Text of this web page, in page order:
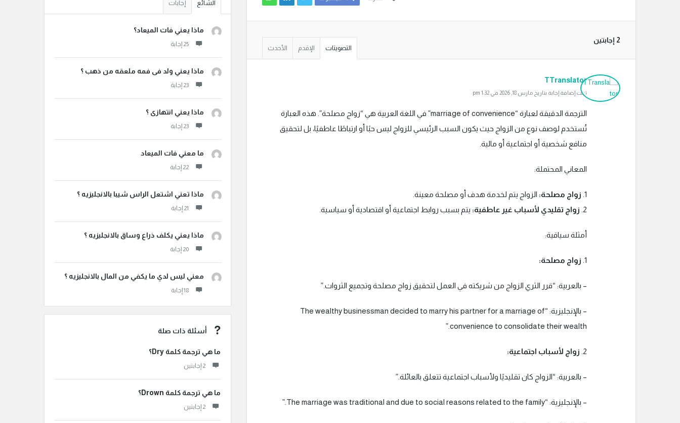
‫2 إجابتين
التصويتات الإقدم الأحدث
TTranslator
تمت إضافة إجابة بتاريخ مارس 18, 2026 في 1:32 pm
الترجمة الدقيقة لعبارة “marriage of convenience” في اللغة العربية هي “زواج مصلحة”. هذه العبارة
تُستخدم لوصف نوع من الزواج حيث يكون السبب الرئيسي للزواج ليس حبًا أو ارتباطًا عاطفيًا، بل لتحقيق
منافع شخصية أو اجتماعية أو مالية.
المعاني المحتملة:
1. زواج مصلحة: الزواج يتم لخدمة هدف أو مصلحة معينة.
2. زواج تقليدي لأسباب غير عاطفية: يتم بسبب روابط اجتماعية أو اقتصادية أو سياسية.
أمثلة سياقية:
1. زواج مصلحة:
– بالعربية: “قرر الثري الزواج من شريكته في العمل لتحقيق زواج مصلحة وتجميع الثروات.”
– بالإنجليزية: “The wealthy businessman decided to marry his partner for a marriage of
convenience to consolidate their wealth.”
2. زواج لأسباب اجتماعية:
– بالعربية: “الزواج كان تقليديًا ولأسباب اجتماعية تتعلق بالعائلة.”
– بالإنجليزية: “The marriage was traditional and due to social reasons related to the family.”
الشائع إجابات
ماذا يعني فات الميعاد؟
‏‫25 إجابة
ماذا يعني ولد فى فمه ملعقه من ذهب ؟
‏‫23 إجابة
ماذا يعني انتهازى ؟
‏‫23 إجابة
ما معني فات الميعاد
‏‫22 إجابة
ماذا تعني اشتعل الراس شيبا بالانجليزيه ؟
ماذا يعني يكلف ذراع وساق بالانجليزيه ؟
‏‫20 إجابة
معني ليس لدي ما يكفي من المال بالانجليزيه ؟
‏‫18 إجابة
أسئلة ذات صلة
ما هي ترجمة كلمة Dry؟
‫2 إجابتين
ما هي ترجمة كلمة Drown؟
‫2 إجابتين